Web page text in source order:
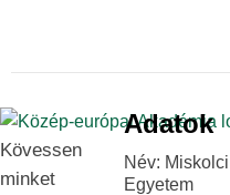
Kövessen
minket
Adatok
Név: Miskolci
Egyetem